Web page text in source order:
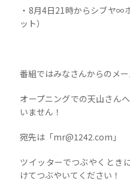
・8月4日21時からシブヤ∞
ット）
番組ではみなさんからのメ
オープニングでの天山さん
いません！
宛先は「mr@1242.com」
ツイッターでつぶやくとき
けてつぶやいてください！